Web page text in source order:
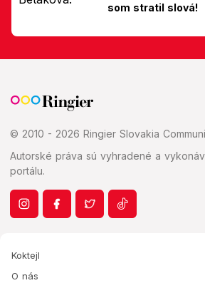
som stratil slová!
© 2010 - 2026 Ringier Slovakia
Autorské práva sú vyhradené a
portálu.
Koktejl
O nás